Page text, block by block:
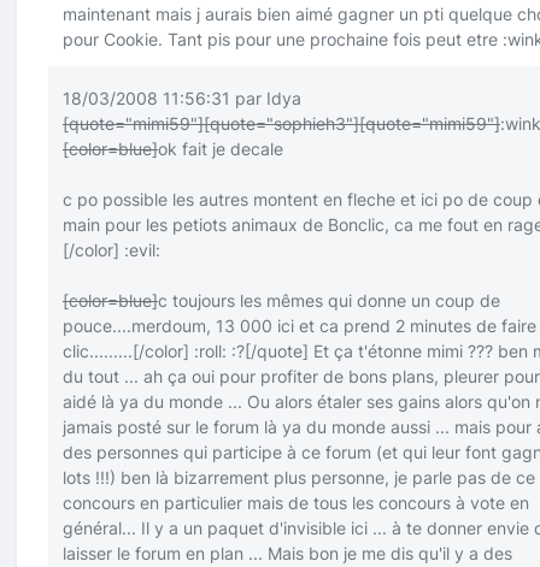
maintenant mais j aurais bien aimé gagner un pti quelque
pour Cookie. Tant pis pour une prochaine fois peut etre
18/03/2008 11:56:31 par Idya
[quote="mimi59"][quote="sophieh3"][quote="mimi59"]
[color=blue]ok fait je decale
c po possible les autres montent en fleche et ici po de coup
main pour les petiots animaux de Bonclic, ca me fout en
[/color] :evil:
[color=blue]c toujours les mêmes qui donne un coup de
pouce....merdoum, 13 000 ici et ca prend 2 minutes de faire
clic.........[/color] :roll: :?[/quote] Et ça t'étonne mimi ??? ben
du tout ... ah ça oui pour profiter de bons plans, pleurer
aidé là ya du monde ... Ou alors étaler ses gains alors qu'on
jamais posté sur le forum là ya du monde aussi ... mais pour
des personnes qui participe à ce forum (et qui leur font
lots !!!) ben là bizarrement plus personne, je parle pas de ce
concours en particulier mais de tous les concours à vote en
général... Il y a un paquet d'invisible ici ... à te donner envie
laisser le forum en plan ... Mais bon je me dis qu'il y a des